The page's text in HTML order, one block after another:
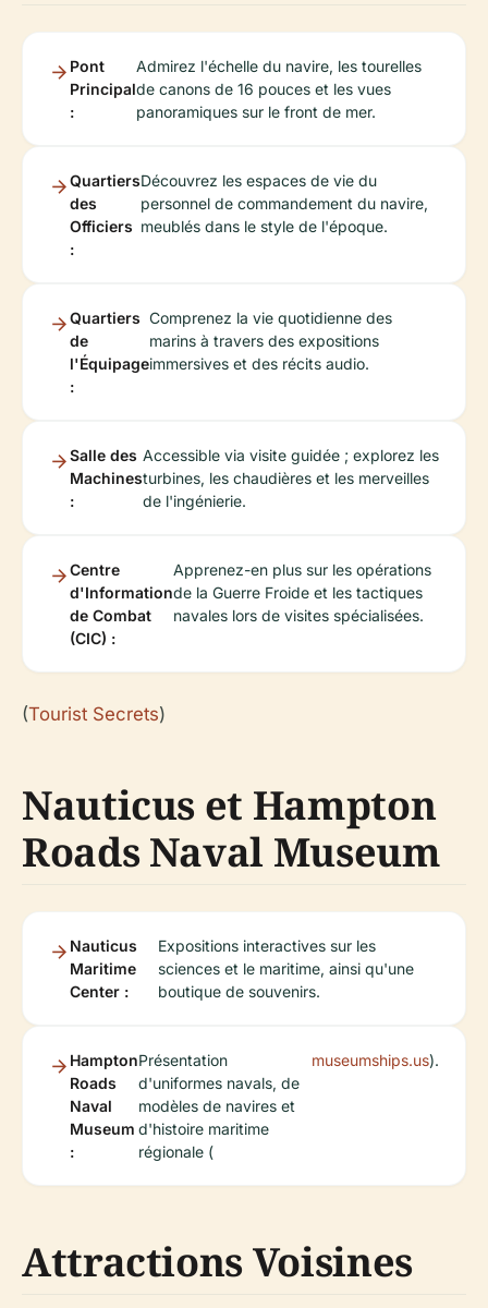
Pont
Principal
:
Admirez l'échelle du navire, les tourelles
de canons de 16 pouces et les vues
panoramiques sur le front de mer.
Quartiers
des
Officiers
:
Découvrez les espaces de vie du
personnel de commandement du navire,
meublés dans le style de l'époque.
Quartiers
de
l'Équipage
:
Comprenez la vie quotidienne des
marins à travers des expositions
immersives et des récits audio.
Salle des
Machines
:
Accessible via visite guidée ; explorez les
turbines, les chaudières et les merveilles
de l'ingénierie.
Centre
d'Information
de Combat
(CIC) :
Apprenez-en plus sur les opérations
de la Guerre Froide et les tactiques
navales lors de visites spécialisées.
(Tourist Secrets)
Nauticus et Hampton
Roads Naval Museum
Nauticus
Maritime
Center :
Expositions interactives sur les
sciences et le maritime, ainsi qu'une
boutique de souvenirs.
Hampton
Roads
Naval
Museum
:
Présentation
d'uniformes navals, de
modèles de navires et
d'histoire maritime
régionale (
museumships.us).
Attractions Voisines